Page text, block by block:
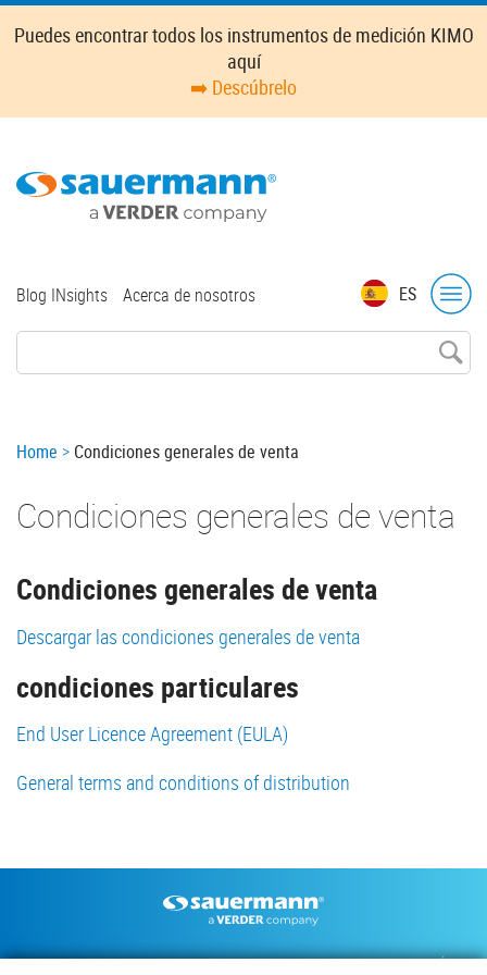
Skip
Puedes encontrar todos los instrumentos de medición KIMO
aquí
➡️ Descúbrelo
ES
Top
Blog INsights Acerca de nosotros
Breadcrumb
Home Condiciones generales de venta
Condiciones generales de venta
Condiciones generales de venta
Descargar las condiciones generales de venta
condiciones particulares
End User Licence Agreement (EULA)
General terms and conditions of distribution
Footer
BOMBAS DE CONDENSADOS INSTRUMENTOS DE MEDICIÓN